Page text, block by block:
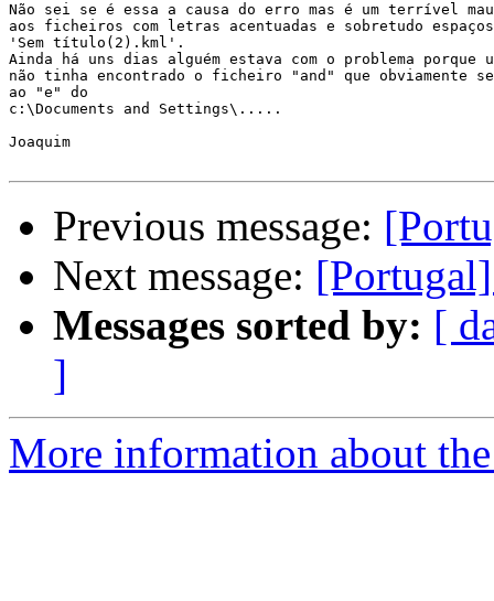
Não sei se é essa a causa do erro mas é um terrível
aos ficheiros com letras acentuadas e sobretudo espaços
'Sem título(2).kml'.
Ainda há uns dias alguém estava com o problema porque
não tinha encontrado o ficheiro "and" que obviamente
ao "e" do
c:\Documents and Settings\.....
Joaquim
Previous message:
Next message:
Messages sorted by: [
]
More information about